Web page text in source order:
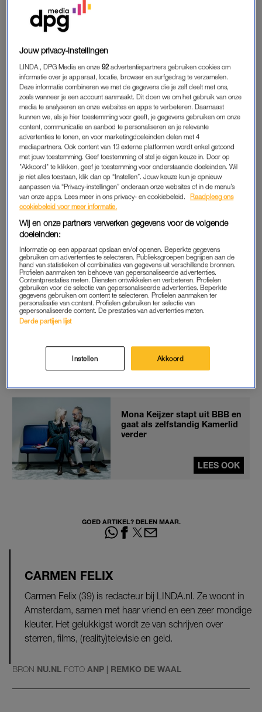
zitten met de rest van de fractie. Dat staat op
verzoening geen optie meer is. De uitspraken die
fractievoorzitter Henk Vermeer en anderen in de media deden,
waren voor haar de druppel. “De hoop op verzoening was
ijdele hoop,” aldus Keijzer zelf.
INTEGRITEIT EN GELOOFWAARDIGHEID
Ze legt de nadruk op integriteit en geloofwaardigheid. “Het
gaat over de vraag of woorden nog gewicht hebben. Als
afspraken hun waarde verliezen, verliest uiteindelijk de politiek
ook geloofwaardigheid. En zo kan ik geen politiek bedrijven.”
En dus kiest ze haar eigen weg.
In februari maakte Keijzer
als zelfstandig Kamerlid.Mona Keijzer zei destijds dat zij
partijleider en -oprichterCaroline van der Plaseigenlijk zou
opvolgen na diens vertrek, maar dat in plaats daarvan kreeg
Henk Vermeer het partijleiderschap. Zij noemde dat inDe
Telegraaf“een grote vertrouwensbreuk”.
Het beste van LINDA.
Meld je aan voor onze
Mona Keijzer stapt uit BBB en
gaat als zelfstandig Kamerlid
verder
LEES OOK
GOED ARTIKEL? DELEN MAAR.
CARMEN FELIX
Carmen Felix (39) is redacteur bij LINDA.nl. Ze woont in
Amsterdam, samen met haar vriend en een zeer mondige
kleuter. Het gelukkigst wordt ze van schrijven over
sterren, films, (reality)televisie en geld.
BRON NU.NL FOTO ANP | REMKO DE WAAL
Jouw privacy-instellingen
LINDA., DPG Media en onze92 advertentiepartners gebruiken cookies om
informatie over je apparaat, locatie, browser en surfgedrag te verzamelen.
Deze informatie combineren we met de gegevens die je zelf deelt met ons,
zoals wanneer je een account aanmaakt. Dit doen we om het gebruik van onze
media te analyseren en onze websites en apps te verbeteren. Daarnaast
kunnen we, als je hier toestemming voor geeft, je gegevens gebruiken om onze
content, communicatie en aanbod te personaliseren en je relevante
advertenties te tonen, en voor marketingdoeleinden delen met 4
mediapartners. Ook content van 13 externe platformen wordt enkel getoond
met jouw toestemming. Geef toestemming of stel je eigen keuze in. Door op
"Akkoord" te klikken, geef je toestemming voor onderstaande doeleinden. Wil
je niet alles toestaan, klik dan op “Instellen”. Jouw keuze kun je opnieuw
aanpassen via “Privacy-instellingen” onderaan onze websites of in de menu’s
van onze apps. Lees meer in ons privacy- en cookiebeleid.
Raadpleeg ons
cookiebeleid voor meer informatie.
Wij en onze partners verwerken gegevens voor de volgende
doeleinden:
Informatie op een apparaat opslaan en/of openen. Beperkte gegevens
gebruiken om advertenties te selecteren. Publieksgroepen begrijpen aan de
hand van statistieken of combinaties van gegevens uit verschillende bronnen.
Profielen aanmaken ten behoeve van gepersonaliseerde advertenties.
Contentprestaties meten. Diensten ontwikkelen en verbeteren. Profielen
gebruiken voor de selectie van gepersonaliseerde advertenties. Beperkte
gegevens gebruiken om content te selecteren. Profielen aanmaken ter
personalisatie van content. Profielen gebruiken ter selectie van
gepersonaliseerde content. De prestaties van advertenties meten.
Derde partijen lijst
Instellen Akkoord